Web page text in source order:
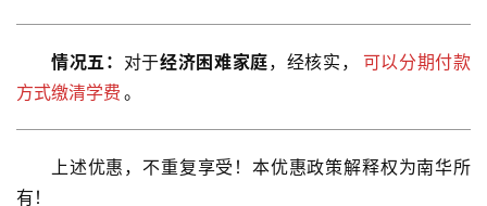
新
心
情况五： 对于经济困难家庭，经核实，
可以分期付款
方式缴清学费 。
上述优惠，不重复享受！本优惠政策解释权为南华所
有！